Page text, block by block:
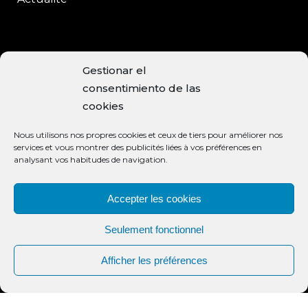
Gestionar el
consentimiento de las
cookies
Nous utilisons nos propres cookies et ceux de tiers pour améliorer nos
services et vous montrer des publicités liées à vos préférences en
analysant vos habitudes de navigation.
Accepter les cookies
Seulement fonctionnel
Afficher les préférences
C/Enrique Moreno, 15
Baeza, 23440 JAÉN
+34 953 740 113
info@aceiteclaramunt.com
MODES DE PAIEMENT ACCEPTÉS